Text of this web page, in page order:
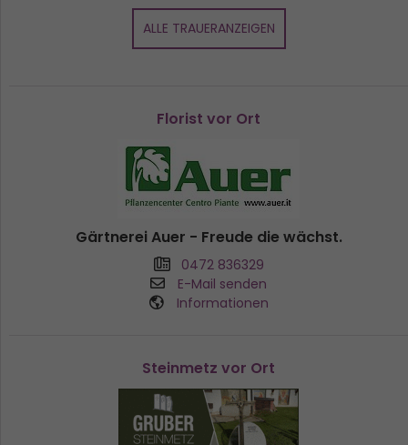
ALLE TRAUERANZEIGEN
Florist vor Ort
Gärtnerei Auer - Freude die wächst.
0472 836329
E-Mail senden
Informationen
Steinmetz vor Ort